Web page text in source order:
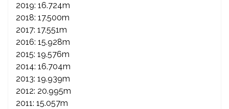
2019: 16.724m
2018: 17.500m
2017: 17.551m
2016: 15.928m
2015: 19.576m
2014: 16.704m
2013: 19.939m
2012: 20.995m
2011: 15.057m